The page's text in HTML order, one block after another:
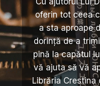
oferin tot ceea
a sta aproape
dorință de a
pină la capătul
vă ajuta să vă
Librăria